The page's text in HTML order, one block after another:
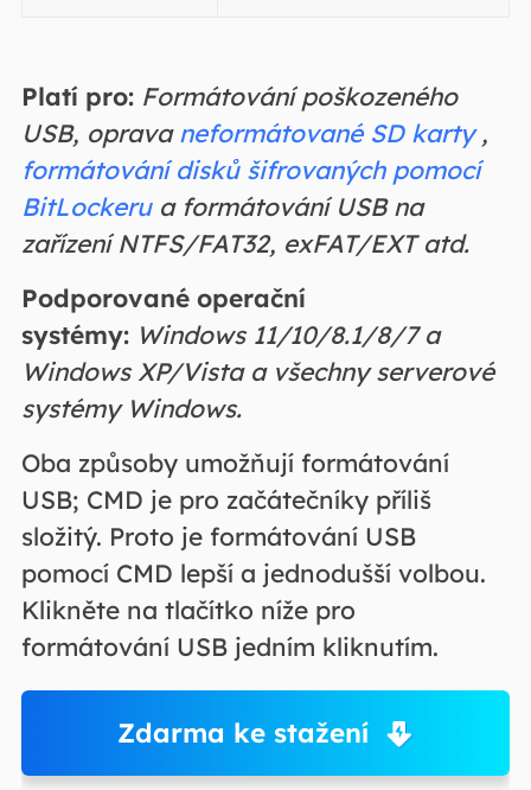
Platí pro: Formátování poškozeného
USB, opravaneformátované SD karty,
formátování disků šifrovaných pomocí
BitLockerua formátování USB na
zařízení NTFS/FAT32, exFAT/EXT atd.
Podporované operační
systémy: Windows 11/10/8.1/8/7 a
Windows XP/Vista a všechny serverové
systémy Windows.
Oba způsoby umožňují formátování
USB; CMD je pro začátečníky příliš
složitý. Proto je formátování USB
pomocí CMD lepší a jednodušší volbou.
Klikněte na tlačítko níže pro
formátování USB jedním kliknutím.
Zdarma ke stažení